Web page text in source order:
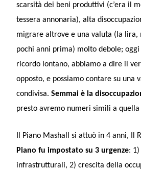
scarsità dei beni produttivi (c’era il
tessera annonaria), alta
migrare altrove e una valuta (la lira,
pochi anni prima) molto debole; oggi
ricordo lontano, abbiamo a dire il
opposto, e possiamo contare su una
condivisa.Semmai è la
presto avremo numeri simili a
Il Piano Mashall si attuò in 4 anni, Il
Piano fu impostato su 3 urgenze:
infrastrutturali, 2) crescita della